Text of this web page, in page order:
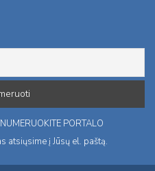
PORTALO
atsiųsime į Jūsų el. paštą.